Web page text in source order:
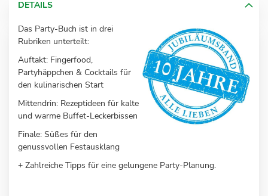
DETAILS
Das Party-Buch ist in drei
Rubriken unterteilt:
Auftakt: Fingerfood,
Partyhäppchen & Cocktails für
den kulinarischen Start
Mittendrin: Rezeptideen für kalte
und warme Buffet-Leckerbissen
Finale: Süßes für den
genussvollen Festausklang
+ Zahlreiche Tipps für eine gelungene Party-Planung.